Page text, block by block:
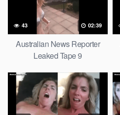
43 02:39
Australian News Reporter
Leaked Tape 9